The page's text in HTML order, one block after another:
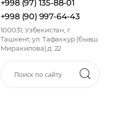
+998 (97) 135-88-01
+998 (90) 997-64-43
100031, Узбекистан, г.
Ташкент, ул. Тафаккур (бывш.
Миракилова) д. 22